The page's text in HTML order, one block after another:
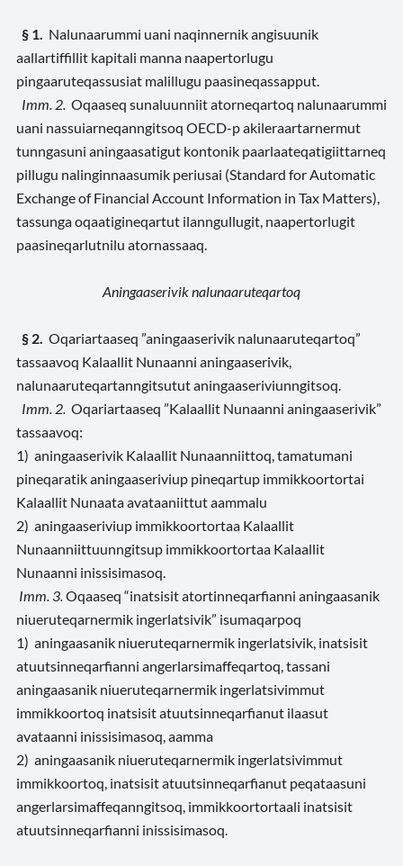
§ 1.
Nalunaarummi uani naqinnernik angisuunik
aallartiffillit kapitali manna naapertorlugu
pingaaruteqassusiat malillugu paasineqassapput.
Imm. 2. Oqaaseq sunaluunniit atorneqartoq nalunaarummi
uani nassuiarneqanngitsoq OECD-p akileraartarnermut
tunngasuni aningaasatigut kontonik paarlaateqatigiittarneq
pillugu nalinginnaasumik periusai (Standard for Automatic
Exchange of Financial Account Information in Tax Matters),
tassunga oqaatigineqartut ilanngullugit, naapertorlugit
paasineqarlutnilu atornassaaq
Aningaaserivik nalunaaruteqartoq
§ 2. Oqariartaaseq ”aningaaserivik nalunaaruteqartoq”
tassaavoq Kalaallit Nunaanni aningaaserivik,
nalunaaruteqartanngitsutut aningaaseriviunngitsoq.
Imm. 2. Oqariartaaseq ”Kalaallit Nunaanni aningaaserivik”
tassaavoq:
1) aningaaserivik Kalaallit Nunaanniittoq, tamatumani
pineqaratik aningaaseriviup pineqartup immikkoortortai
Kalaallit Nunaata avataaniittut aammalu
2) aningaaseriviup immikkoortortaa Kalaallit
Nunaanniittuunngitsup immikkoortortaa Kalaallit
Nunaanni inissisimasoq.
Imm. 3. Oqaaseq “inatsisit atortinneqarfianni aningaasanik
niueruteqarnermik ingerlatsivik” isumaqarpoq
1) aningaasanik niueruteqarnermik ingerlatsivik, inatsisit
atuutsinneqarfianni angerlarsimaffeqartoq, tassani
aningaasanik niueruteqarnermik ingerlatsivimmut
immikkoortoq inatsisit atuutsinneqarfianut ilaasut
avataanni inissisimasoq, aamma
2) aningaasanik niueruteqarnermik ingerlatsivimmut
immikkoortoq, inatsisit atuutsinneqarfianut peqataasuni
angerlarsimaffeqanngitsoq, immikkoortortaali inatsisit
atuutsinneqarfianni inissisimasoq.